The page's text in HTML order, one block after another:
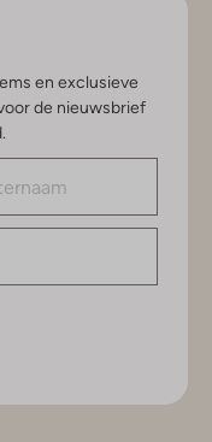
en exclusieve
de nieuwsbrief